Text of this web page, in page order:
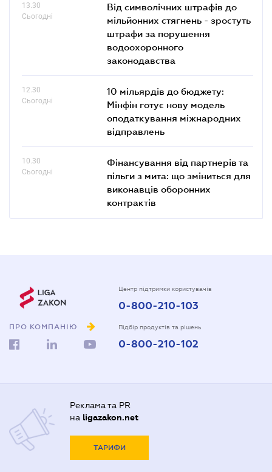
13.30
Сьогодні
Від символічних штрафів до
мільйонних стягнень - зростуть
штрафи за порушення
водоохоронного
законодавства
12.30
Сьогодні
10 мільярдів до бюджету:
Мінфін готує нову модель
оподаткування міжнародних
відправлень
10.30
Сьогодні
Фінансування від партнерів та
пільги з мита: що зміниться для
виконавців оборонних
контрактів
ПРО КОМПАНІЮ
Центр підтримки користувачів
0-800-210-103
Підбір продуктів та рішень
0-800-210-102
Реклама та PR
на ligazakon.net
ТАРИФИ